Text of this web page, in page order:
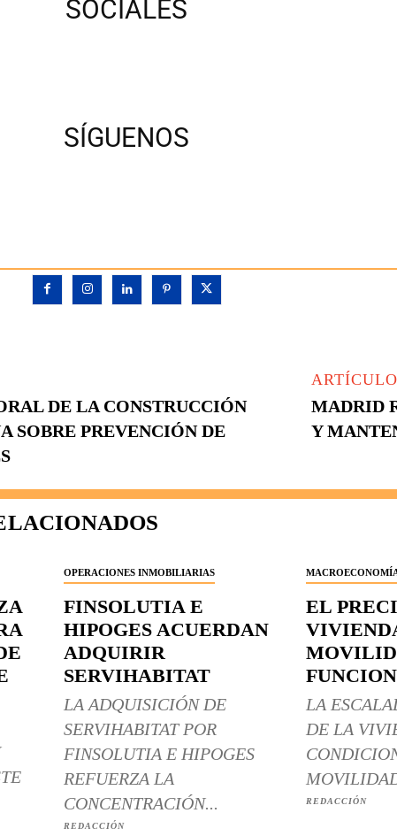
SOCIALES
SÍGUENOS
DE LA CONSTRUCCIÓN
SOBRE PREVENCIÓN DE
MADRID
Y
OPERACIONES INMOBILIARIAS
FINSOLUTIA E
HIPOGES ACUERDAN
ADQUIRIR
SERVIHABITAT
LA ADQUISICIÓN DE
SERVIHABITAT POR
FINSOLUTIA E HIPOGES
REFUERZA LA
CONCENTRACIÓN...
REDACCIÓN
EL
LA
DE LA
REDACCIÓN